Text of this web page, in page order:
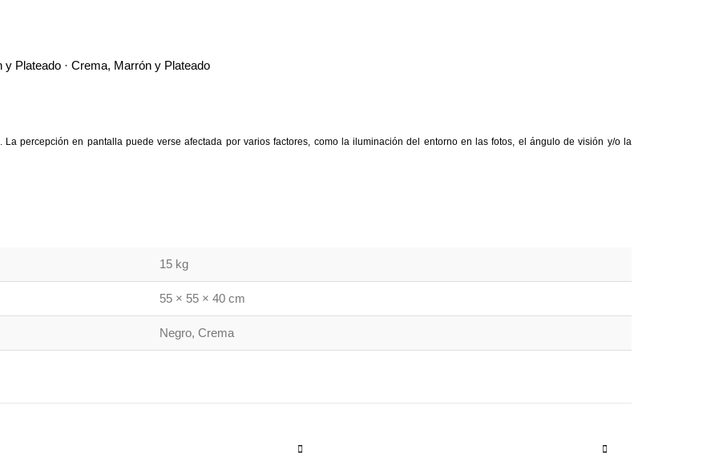
Plateado · Crema, Marrón y Plateado
La percepción en pantalla puede verse afectada por varios factores, como la iluminación del entorno en las fotos, el ángulo de visión y/o la
15 kg
55 × 55 × 40 cm
Negro, Crema